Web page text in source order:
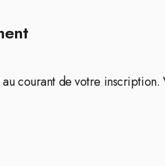
courant de votre